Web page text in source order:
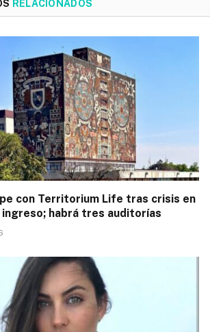
RELACIONADOS
con Territorium Life tras crisis en
ingreso; habrá tres auditorías